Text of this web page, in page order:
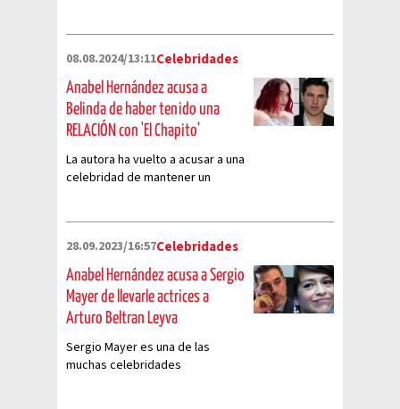
08.08.2024/13:11Celebridades
Anabel Hernández acusa a
Belinda de haber tenido una
RELACIÓN con 'El Chapito'
La autora ha vuelto a acusar a una
celebridad de mantener un
28.09.2023/16:57Celebridades
Anabel Hernández acusa a Sergio
Mayer de llevarle actrices a
Arturo Beltran Leyva
Sergio Mayer es una de las
muchas celebridades